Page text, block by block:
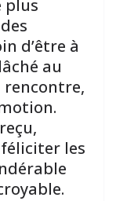
plus
d’être à
au
rencontre,
les